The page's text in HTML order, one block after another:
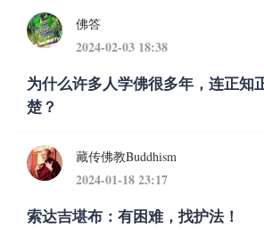
佛答
2024-02-03 18:38
为什么许多人学佛很多年，连正知
楚？
藏传佛教Buddhism
2024-01-18 23:17
索达吉堪布：有困难，找护法！